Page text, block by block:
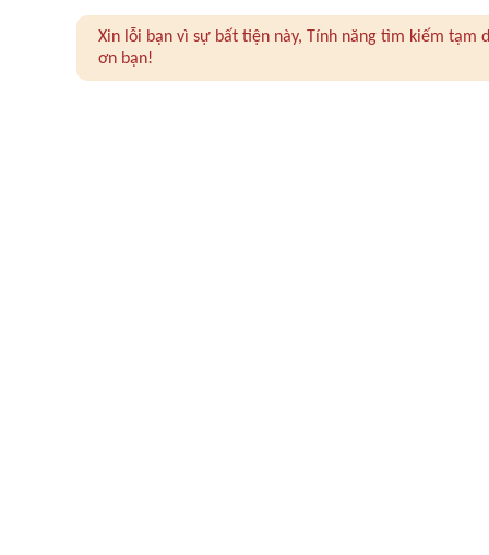
Xin lỗi bạn vì sự bất tiện này, Tính năng tìm kiếm
ơn bạn!